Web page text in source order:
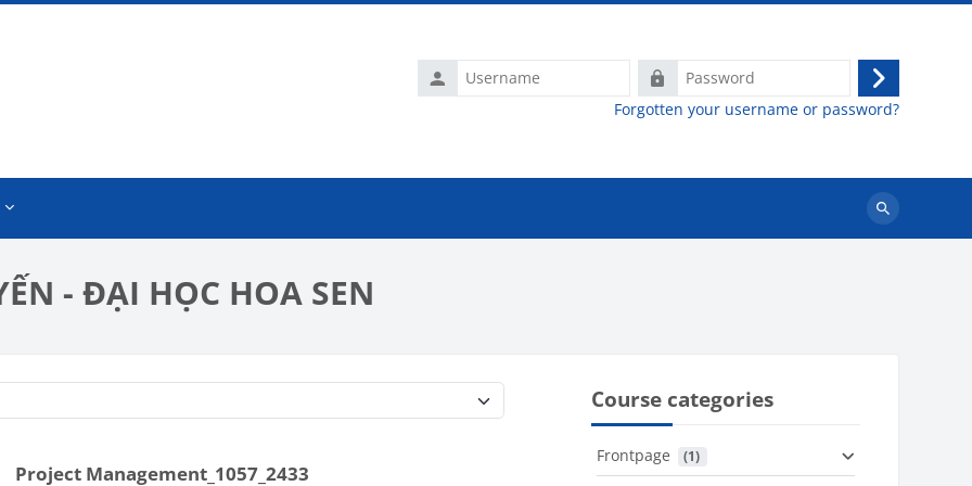
Username
Password
Log
in
Forgotten your username or password?
Search
- ĐẠI HỌC HOA SEN
Project Management_1057_2433
Course categories
Frontpage (1)